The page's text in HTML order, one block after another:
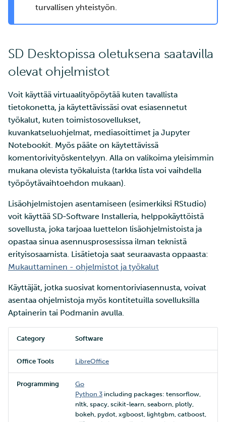
turvallisen yhteistyön.
SD Desktopissa oletuksena saatavilla
olevat ohjelmistot
Voit käyttää virtuaalityöpöytää kuten tavallista
tietokonetta, ja käytettävissäsi ovat esiasennetut
työkalut, kuten toimistosovellukset,
kuvankatseluohjelmat, mediasoittimet ja Jupyter
Notebookit. Myös pääte on käytettävissä
komentorivityöskentelyyn. Alla on valikoima yleisimmin
mukana olevista työkaluista (tarkka lista voi vaihdella
työpöytävaihtoehdon mukaan).
Lisäohjelmistojen asentamiseen (esimerkiksi RStudio)
voit käyttää SD‑Software Installeria, helppokäyttöistä
sovellusta, joka tarjoaa luettelon lisäohjelmistoista ja
opastaa sinua asennusprosessissa ilman teknistä
erityisosaamista. Lisätietoja saat seuraavasta oppaasta:
Mukauttaminen - ohjelmistot ja työkalut
Käyttäjät, jotka suosivat komentoriviasennusta, voivat
asentaa ohjelmistoja myös kontitetuilla sovelluksilla
Aptainerin tai Podmanin avulla.
Category Software
Office Tools LibreOffice
Programming
Go
Python 3 including packages: tensorflow,
nltk, spacy, scikit-learn, seaborn, plotly,
bokeh, pydot, xgboost, lightgbm, catboost,